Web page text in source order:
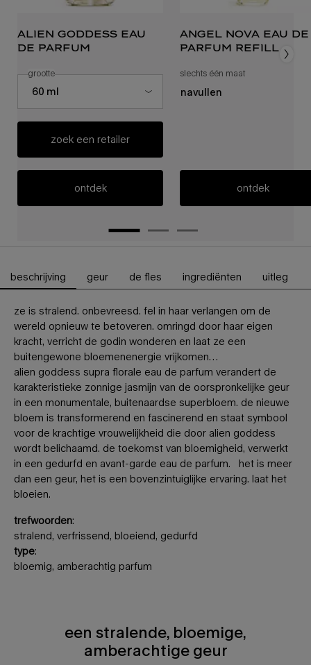
alien goddess eau
de parfum
Select a size for alien goddess eau de parfum
60 ml
selecteer een
groottevoor alien goddess eau de parfum
zoek een retailer
ontdek
angel nova eau de
parfum refill
slechts één maat
navullen
ontdek
PDP-tabbladen
beschrijving geur de fles ingrediënten uitleg
ze is stralend. onbevreesd. fel in haar verlangen om de
wereld opnieuw te betoveren. omringd door haar eigen
kracht, verricht de godin wonderen en laat ze een
buitengewone bloemenenergie vrijkomen…
alien goddess supra florale eau de parfum verandert de
karakteristieke zonnige jasmijn van de oorspronkelijke geur
in een monumentale, buitenaardse superbloem. de nieuwe
bloem is transformerend en fascinerend en staat symbool
voor de krachtige vrouwelijkheid die door alien goddess
wordt belichaamd. de toekomst van bloemigheid, verwerkt
in een gedurfd en avant-garde eau de parfum. het is meer
dan een geur, het is een bovenzintuiglijke ervaring. laat het
bloeien.
trefwoorden:
stralend, verfrissend, bloeiend, gedurfd
type:
bloemig, amberachtig parfum
een stralende, bloemige, amberachtige geur
een stralende, bloemige,
amberachtige geur